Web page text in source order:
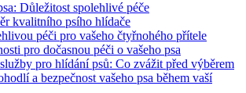
Důležitost spolehlivé péče
kvalitního psího hlídače
péči pro vašeho čtyřnohého přítele
pro dočasnou péči o vašeho psa
pro hlídání psů: Co zvážit před výběrem
a bezpečnost vašeho psa během vaší